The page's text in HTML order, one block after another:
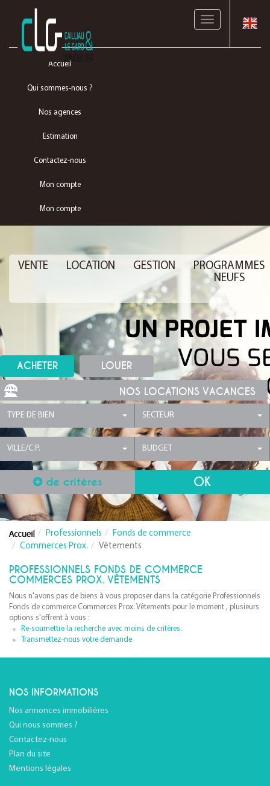
Toggle
Accueil
Qui sommes-nous ?
Nos agences
Estimation
Contactez-nous
Mon compte
Mon compte
VENTE LOCATION GESTION
PROGRAMMES
NEUFS
ACHETER LOUER
NOS LOCATIONS VACANCES
TYPE DE BIEN SECTEUR
VILLE/C.P. BUDGET
de critères
Professionnels
Fonds de commerce
Commerces Prox.
Vêtements
PROFESSIONNELS FONDS DE COMMERCE
COMMERCES PROX. VÊTEMENTS
Nous n'avons pas de biens à vous proposer dans la catégorie Professionnels
Fonds de commerce Commerces Prox. Vêtements pour le moment , plusieurs
options s'offrent à vous :
Re-soumettre la recherche avec moins de critères.
Transmettez-nous votre demande
NOS INFORMATIONS
Nos annonces immobilières
Qui nous sommes ?
Contactez-nous
Plan du site
Mentions légales